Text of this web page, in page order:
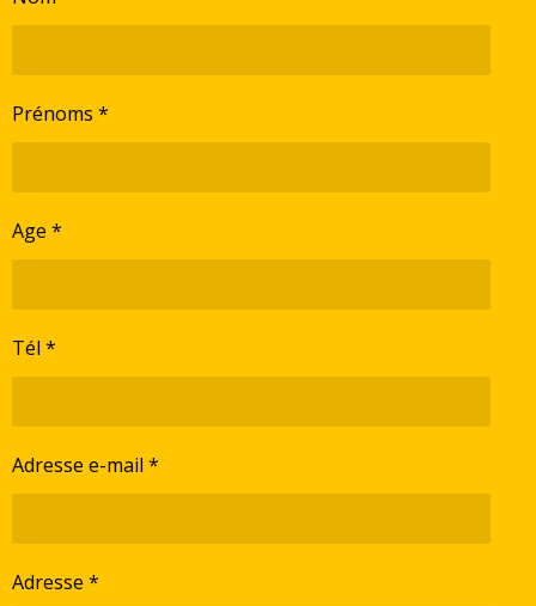
Prénoms *
Age *
Tél *
Adresse e-mail *
Adresse *